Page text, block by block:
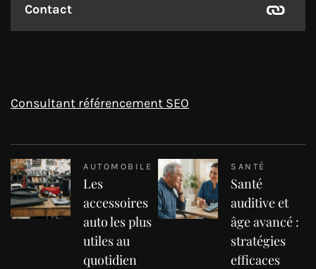
Contact
Consultant référencement SEO
AUTOMOBILE
Les
accessoires
auto les plus
utiles au
quotidien
SANTÉ
Santé
auditive et
âge avancé :
stratégies
efficaces